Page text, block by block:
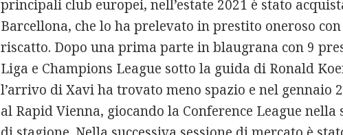
principali club europei, nell’estate 2021 è stato
Barcellona, che lo ha prelevato in prestito oneroso
riscatto. Dopo una prima parte in blaugrana con 9
Liga e Champions League sotto la guida di Ronald
l’arrivo di Xavi ha trovato meno spazio e nel gennaio
al Rapid Vienna, giocando la Conference League nella